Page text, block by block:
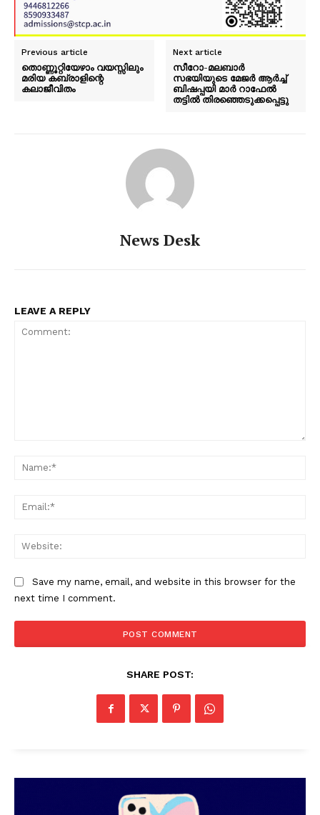
PALA VISION
Previous article
തൊണ്ണൂറ്റിയേഴാം വയസ്സിലും
മരിയ കബ്രാളിന്റെ
കലാജീവിതം
Next article
സീറോ-മലബാർ
സഭയിയുടെ മേജർ ആർച്ച്
ബിഷപ്പയി മാർ റാഫേൽ
തട്ടിൽ തിരഞ്ഞെടുക്കപ്പെട്ടു
News Desk
LEAVE A REPLY
Save my name, email, and website in this browser for the
next time I comment.
SHARE POST: